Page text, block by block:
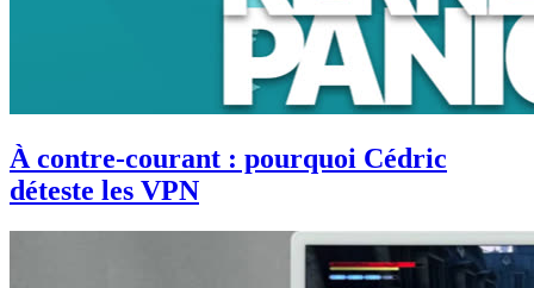
À contre-courant : pourquoi Cédric
déteste les VPN